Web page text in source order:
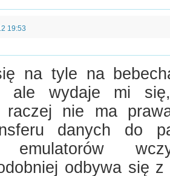
19:53
na tyle na
ale wydaje mi
raczej nie ma
danych do
emulatorów
odbywa się